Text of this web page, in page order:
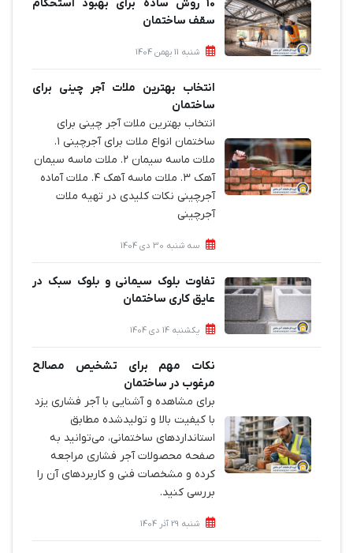
10 روش ساده برای بهبود استحکام
سقف ساختمان
شنبه 11 بهمن 1404
انتخاب بهترین ملات آجر چینی برای
ساختمان‌
انتخاب بهترین ملات آجر چینی برای
ساختمان‌ انواع ملات برای آجرچینی ۱.
ملات ماسه سیمان ۲. ملات ماسه سیمان
آهک ۳. ملات ماسه آهک ۴. ملات آماده
آجرچینی نکات کلیدی در تهیه ملات
آجرچینی
سه شنبه 30 دی 1404
تفاوت بلوک سیمانی و بلوک سبک در
عایق کاری ساختمان
یکشنبه 14 دی 1404
نکات مهم برای تشخیص مصالح
مرغوب در ساختمان
برای مشاهده و آشنایی با آجر فشاری یزد
با کیفیت بالا و تولیدشده مطابق
استانداردهای ساختمانی، می‌توانید به
صفحه محصولات آجر فشاری مراجعه
کرده و مشخصات فنی و کاربردهای آن را
بررسی کنید.
شنبه 29 آذر 1404